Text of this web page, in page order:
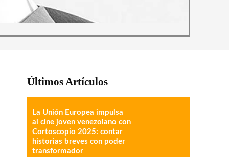
Últimos Artículos
La Unión Europea impulsa
al cine joven venezolano con
Cortoscopio 2025: contar
historias breves con poder
transformador